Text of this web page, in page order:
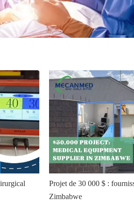
Projet de 30 000 $ :
Zimbabwe